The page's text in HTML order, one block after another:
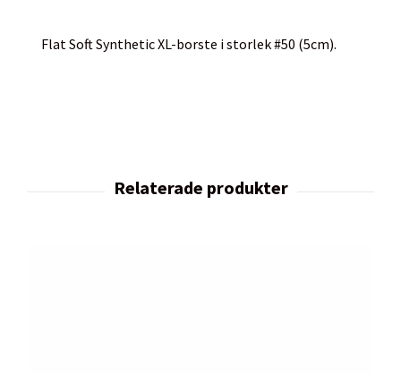
Flat Soft Synthetic XL-borste i storlek #50 (5cm).